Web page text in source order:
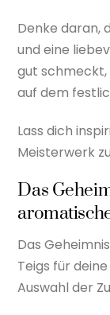
Denke daran,
und eine
gut schmeckt,
auf dem
Lass dich
Meisterwerk
Das
Das
Teigs für
Auswahl der